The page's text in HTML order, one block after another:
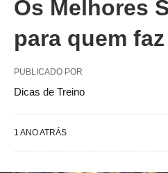
Os Melhores
para quem
PUBLICADO POR
Dicas de Treino
1 ANO ATRÁS